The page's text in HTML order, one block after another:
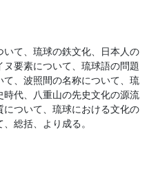
て、琉球の鉄文化、日本人の
要素について、琉球語の問題
、波照間の名称について、琉
代、八重山の先史文化の源流
ついて、琉球における文化の
総括、より成る。